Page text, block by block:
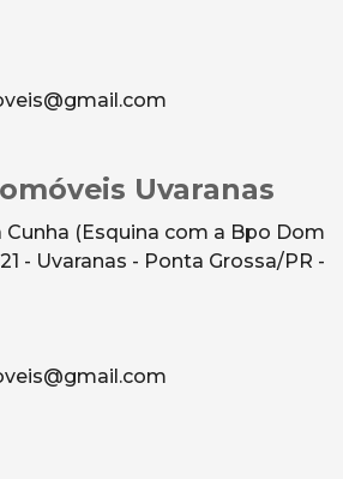
Uvaranas
Cunha (Esquina com a Bpo Dom
- Uvaranas - Ponta Grossa/PR -